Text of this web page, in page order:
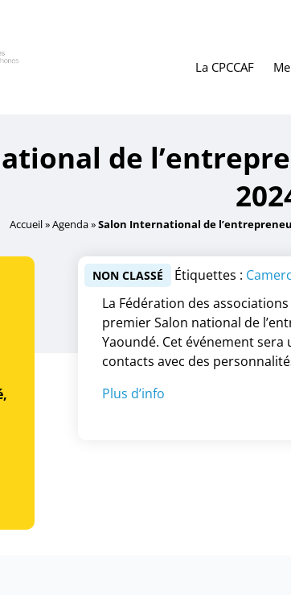
La CPCCAF
de
Accueil»Agenda»Salon International de
La Fédération des
premier Salon national de
Yaoundé. Cet événement
contacts avec des
Plus d’info
NON CLASSÉ Étiquettes :